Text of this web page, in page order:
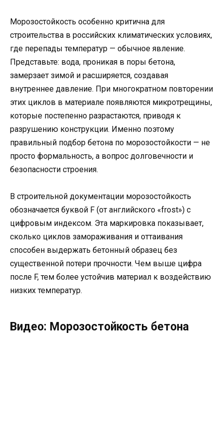
Морозостойкость особенно критична для
строительства в российских климатических условиях,
где перепады температур — обычное явление.
Представьте: вода, проникая в поры бетона,
замерзает зимой и расширяется, создавая
внутреннее давление. При многократном повторении
этих циклов в материале появляются микротрещины,
которые постепенно разрастаются, приводя к
разрушению конструкции. Именно поэтому
правильный подбор бетона по морозостойкости — не
просто формальность, а вопрос долговечности и
безопасности строения.
В строительной документации морозостойкость
обозначается буквой F (от английского «frost») с
цифровым индексом. Эта маркировка показывает,
сколько циклов замораживания и оттаивания
способен выдержать бетонный образец без
существенной потери прочности. Чем выше цифра
после F, тем более устойчив материал к воздействию
низких температур.
Видео: Морозостойкость бетона